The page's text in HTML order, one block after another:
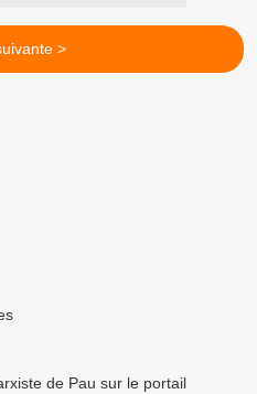
>
de Pau sur le portail